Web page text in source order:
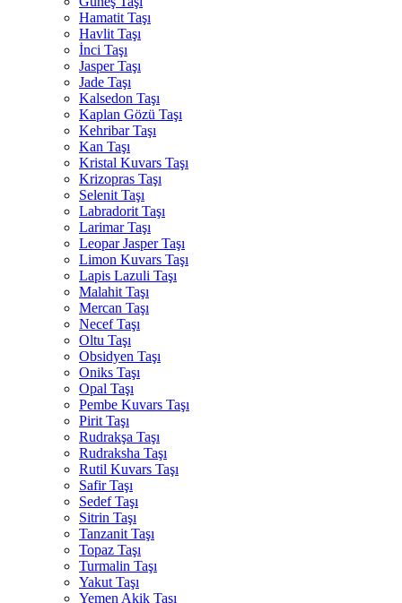
Hamatit Taşı
Havlit Taşı
İnci Taşı
Jasper Taşı
Jade Taşı
Kalsedon Taşı
Kaplan Gözü Taşı
Kehribar Taşı
Kan Taşı
Kristal Kuvars Taşı
Krizopras Taşı
Selenit Taşı
Labradorit Taşı
Larimar Taşı
Leopar Jasper Taşı
Limon Kuvars Taşı
Lapis Lazuli Taşı
Malahit Taşı
Mercan Taşı
Necef Taşı
Oltu Taşı
Obsidyen Taşı
Oniks Taşı
Opal Taşı
Pembe Kuvars Taşı
Pirit Taşı
Rudrakşa Taşı
Rudraksha Taşı
Rutil Kuvars Taşı
Safir Taşı
Sedef Taşı
Sitrin Taşı
Tanzanit Taşı
Topaz Taşı
Turmalin Taşı
Yakut Taşı
Yemen Akik Taşı